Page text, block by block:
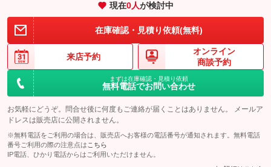
現在0人が検討中
在庫確認・見積り依頼(無料)
来店予約
オンライン
商談予約
まずは在庫確認・見積り依頼
無料電話でお問い合わせ
お気軽にどうぞ。問合せ後に何度もご連絡が届くことはありません。 メールア
ドレスは販売店に公開されません。
※無料電話をご利用の場合は、販売店へお客様の電話番号が通知されます。無料電話
番号ご利用の際の注意点は こちら
IP電話、ひかり電話からはご利用いただけません。